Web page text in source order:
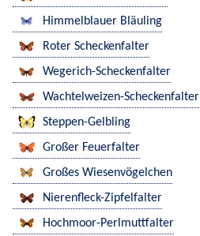
Himmelblauer Bläuling
Roter Scheckenfalter
Wegerich-Scheckenfalter
Wachtelweizen-Scheckenfalter
Steppen-Gelbling
Großer Feuerfalter
Großes Wiesenvögelchen
Nierenfleck-Zipfelfalter
Hochmoor-Perlmuttfalter